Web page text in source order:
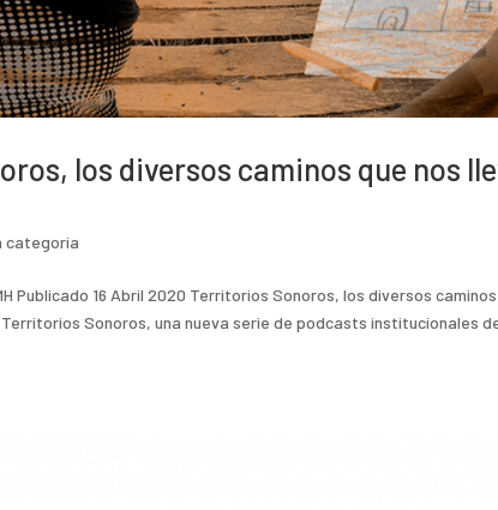
los diversos caminos que nos
categoria
Publicado 16 Abril 2020 Territorios Sonoros, los diversos
Sonoros, una nueva serie de podcasts institucionales